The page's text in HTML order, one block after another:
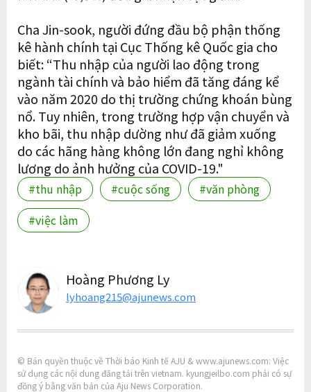
Cha Jin-sook, người đứng đầu bộ phận thống
kê hành chính tại Cục Thống kê Quốc gia cho
biết: “Thu nhập của người lao động trong
ngành tài chính và bảo hiểm đã tăng đáng kể
vào năm 2020 do thị trường chứng khoán bùng
nổ. Tuy nhiên, trong trường hợp vận chuyển và
kho bãi, thu nhập dường như đã giảm xuống
do các hãng hàng không lớn đang nghỉ không
lương do ảnh hưởng của COVID-19."
#thu nhập #cuộc sống
#văn phòng
#việc làm
Hoàng Phương Ly
lyhoang215@ajunews.com
© Bản quyền thuộc về Thời báo Kinh tế AJU & www.ajunews.com: Việc
sử dụng các nội dung đăng tải trên vietnam. kyungjeilbo.com phải có sự
đồng ý bằng văn bản của Aju News Corporation.